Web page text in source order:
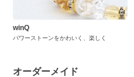
winQ
パワーストーンをかわいく、楽しく
オーダーメイド